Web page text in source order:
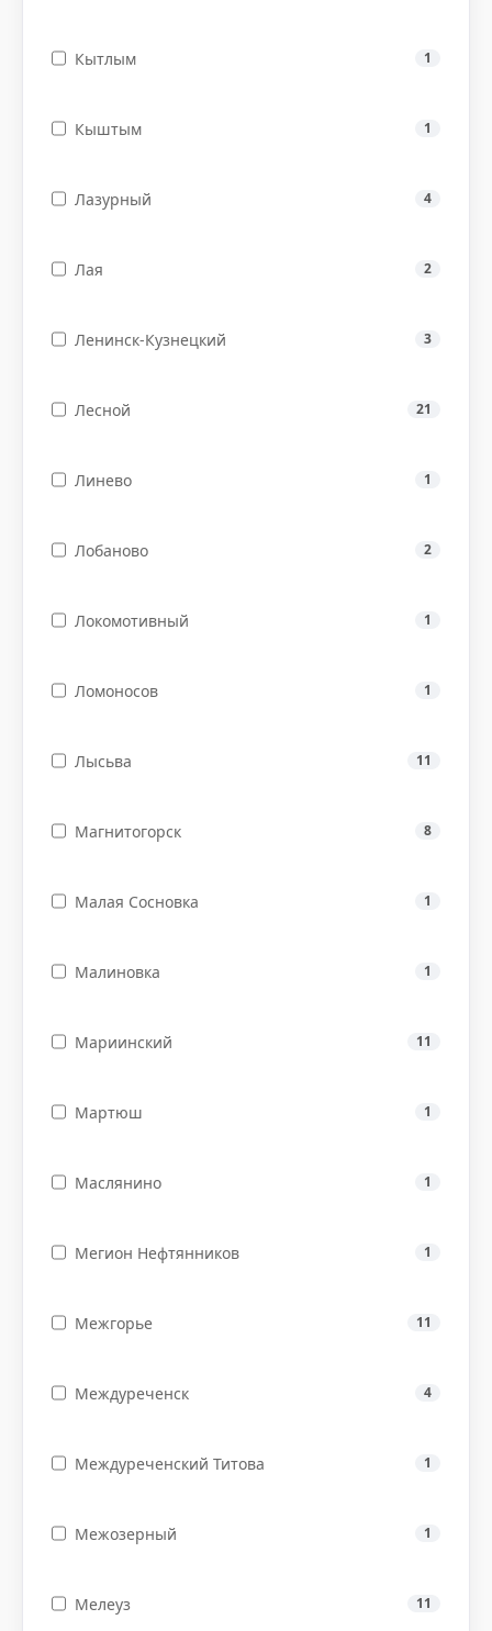
Кытлым 1
Кыштым 1
Лазурный 4
Лая 2
Ленинск-Кузнецкий 3
Лесной 21
Линево 1
Лобаново 2
Локомотивный 1
Ломоносов 1
Лысьва 11
Магнитогорск 8
Малая Сосновка 1
Малиновка 1
Мариинский 11
Мартюш 1
Маслянино 1
Мегион Нефтянников 1
Межгорье 11
Междуреченск 4
Междуреченский Титова 1
Межозерный 1
Мелеуз 11